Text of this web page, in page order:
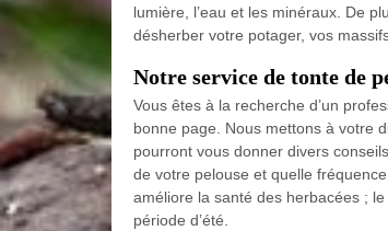
lumière, l’eau et les minéraux. De
désherber votre potager, vos
Notre service de tonte de
Vous êtes à la recherche d’un
bonne page. Nous mettons à votre
pourront vous donner divers
de votre pelouse et quelle
améliore la santé des herbacées ;
période d’été.